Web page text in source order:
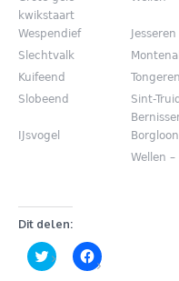
kwikstaart
Wespendief Jesseren
Slechtvalk
Kuifeend
Tongeren
Slobeend
Sint-
IJsvogel
Wellen
Dit delen:
Klik
om
Klik
om